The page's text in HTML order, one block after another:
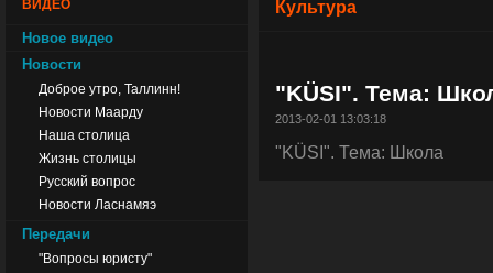
ВИДЕО
Новое видео
Новости
Доброе утро, Таллинн!
Новости Маарду
Наша столица
Жизнь столицы
Русский вопрос
Новости Ласнамяэ
Передачи
"Вопросы юристу"
Культура
"KÜSI". Тема:
2013-02-01 13:03:18
"KÜSI". Тема: Школа